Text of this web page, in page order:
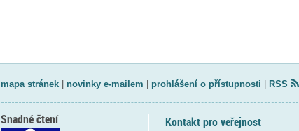
mapa stránek| novinky e-mailem prohlášení o přístupnosti RSS
Kontakt pro veřejnost
Snadné čtení